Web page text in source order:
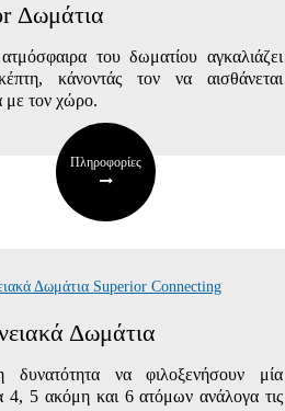
Δωμάτια
του δωματίου αγκαλιάζει
κάνοντάς τον να αισθάνεται
με τον χώρο.
Πληροφορίες
Δωμάτια
δυνατότητα να φιλοξενήσουν μία
4, 5 ακόμη και 6 ατόμωνανάλογα τις